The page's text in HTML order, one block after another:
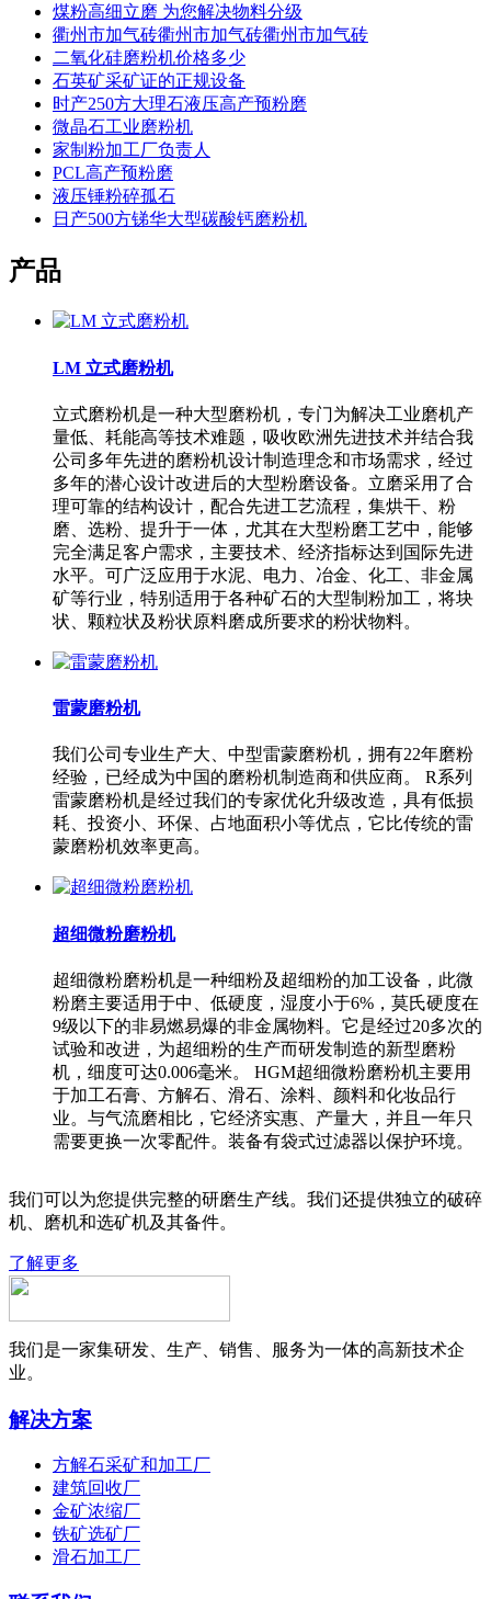
煤粉高细立磨 为您解决物料分级
衢州市加气砖衢州市加气砖衢州市加气砖
二氧化硅磨粉机价格多少
石英矿采矿证的正规设备
时产250方大理石液压高产预粉磨
微晶石工业磨粉机
家制粉加工厂负责人
PCL高产预粉磨
液压锤粉碎孤石
日产500方锑华大型碳酸钙磨粉机
产品
LM 立式磨粉机
立式磨粉机是一种大型磨粉机，专门为解决工业磨机产
量低、耗能高等技术难题，吸收欧洲先进技术并结合我
公司多年先进的磨粉机设计制造理念和市场需求，经过
多年的潜心设计改进后的大型粉磨设备。立磨采用了合
理可靠的结构设计，配合先进工艺流程，集烘干、粉
磨、选粉、提升于一体，尤其在大型粉磨工艺中，能够
完全满足客户需求，主要技术、经济指标达到国际先进
水平。可广泛应用于水泥、电力、冶金、化工、非金属
矿等行业，特别适用于各种矿石的大型制粉加工，将块
状、颗粒状及粉状原料磨成所要求的粉状物料。
雷蒙磨粉机
我们公司专业生产大、中型雷蒙磨粉机，拥有22年磨粉
经验，已经成为中国的磨粉机制造商和供应商。 R系列
雷蒙磨粉机是经过我们的专家优化升级改造，具有低损
耗、投资小、环保、占地面积小等优点，它比传统的雷
蒙磨粉机效率更高。
超细微粉磨粉机
超细微粉磨粉机是一种细粉及超细粉的加工设备，此微
粉磨主要适用于中、低硬度，湿度小于6%，莫氏硬度在
9级以下的非易燃易爆的非金属物料。它是经过20多次的
试验和改进，为超细粉的生产而研发制造的新型磨粉
机，细度可达0.006毫米。 HGM超细微粉磨粉机主要用
于加工石膏、方解石、滑石、涂料、颜料和化妆品行
业。与气流磨相比，它经济实惠、产量大，并且一年只
需要更换一次零配件。装备有袋式过滤器以保护环境。
我们可以为您提供完整的研磨生产线。我们还提供独立的破碎
机、磨机和选矿机及其备件。
了解更多
我们是一家集研发、生产、销售、服务为一体的高新技术企
业。
解决方案
方解石采矿和加工厂
建筑回收厂
金矿浓缩厂
铁矿选矿厂
滑石加工厂